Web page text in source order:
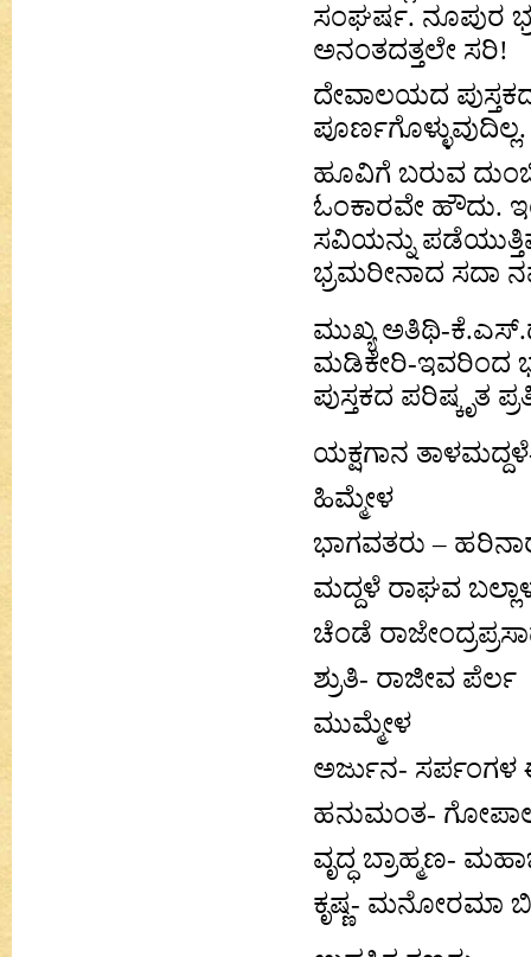
ಸಂಘರ್ಷ. ನೂಪುರ
ಅನಂತದತ್ತಲೇ ಸರಿ!
ದೇವಾಲಯದ
ಪೂರ್ಣಗೊಳ್ಳುವುದಿಲ್ಲ.
ಹೂವಿಗೆ ಬರುವ
ಓಂಕಾರವೇ ಹೌದು.
ಸವಿಯನ್ನು
ಭ್ರಮರೀನಾದ ಸದಾ
ಮುಖ್ಯ ಅತಿಥಿ-
ಮಡಿಕೇರಿ-ಇವರಿಂದ
ಪುಸ್ತಕದ ಪರಿಷ್ಕೃತ
ಯಕ್ಷಗಾನ
ಹಿಮ್ಮೇಳ
ಭಾಗವತರು –
ಮದ್ದಳೆ ರಾಘವ
ಚೆಂಡೆ
ಶ್ರುತಿ- ರಾಜೀವ ಪೆರ್ಲ
ಮುಮ್ಮೇಳ
ಅರ್ಜುನ- ಸರ್ಪಂಗಳ
ಹನುಮಂತ-
ವೃದ್ಧ ಬ್ರಾಹ್ಮಣ-
ಕೃಷ್ಣ- ಮನೋರಮಾ